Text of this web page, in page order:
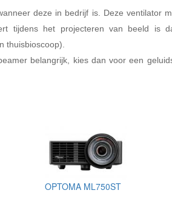
deze in bedrijf is. Deze ventilator
tijdens het projecteren van beeld is
thuisbioscoop).
belangrijk, kies dan voor een
OPTOMA ML750ST